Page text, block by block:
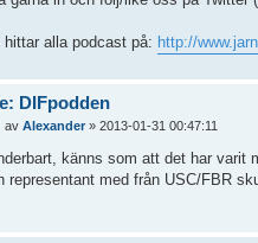
hittar alla podcast på: http://
DIFpodden
l
g
av Alexander» 2013-01-31 00:47:11
känns som att det har varit
representant med från USC/FBR